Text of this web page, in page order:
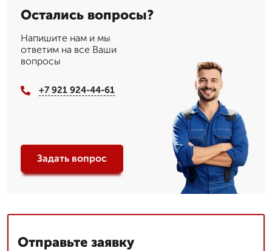
Остались вопросы?
Напишите нам и мы
ответим на все Ваши
вопросы
+7 921 924-44-61
Задать вопрос
Отправьте заявку